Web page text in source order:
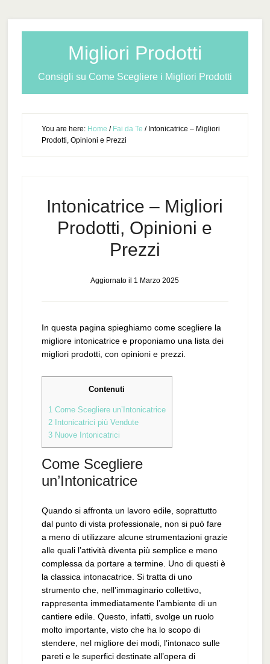
Migliori Prodotti
Consigli su Come Scegliere i Migliori Prodotti
You are here: Home / Fai da Te /Intonicatrice – Migliori
Prodotti, Opinioni e Prezzi
Intonicatrice – Migliori
Prodotti, Opinioni e
Prezzi
Aggiornato il 1 Marzo 2025
In questa pagina spieghiamo come scegliere la
migliore intonicatrice e proponiamo una lista dei
migliori prodotti, con opinioni e prezzi.
Contenuti
1Come Scegliere un’Intonicatrice
2Intonicatrici più Vendute
3Nuove Intonicatrici
Come Scegliere
un’Intonicatrice
Quando si affronta un lavoro edile, soprattutto
dal punto di vista professionale, non si può fare
a meno di utilizzare alcune strumentazioni grazie
alle quali l’attività diventa più semplice e meno
complessa da portare a termine. Uno di questi è
la classica intonacatrice. Si tratta di uno
strumento che, nell’immaginario collettivo,
rappresenta immediatamente l’ambiente di un
cantiere edile. Questo, infatti, svolge un ruolo
molto importante, visto che ha lo scopo di
stendere, nel migliore dei modi, l’intonaco sulle
pareti e le superfici destinate all’opera di